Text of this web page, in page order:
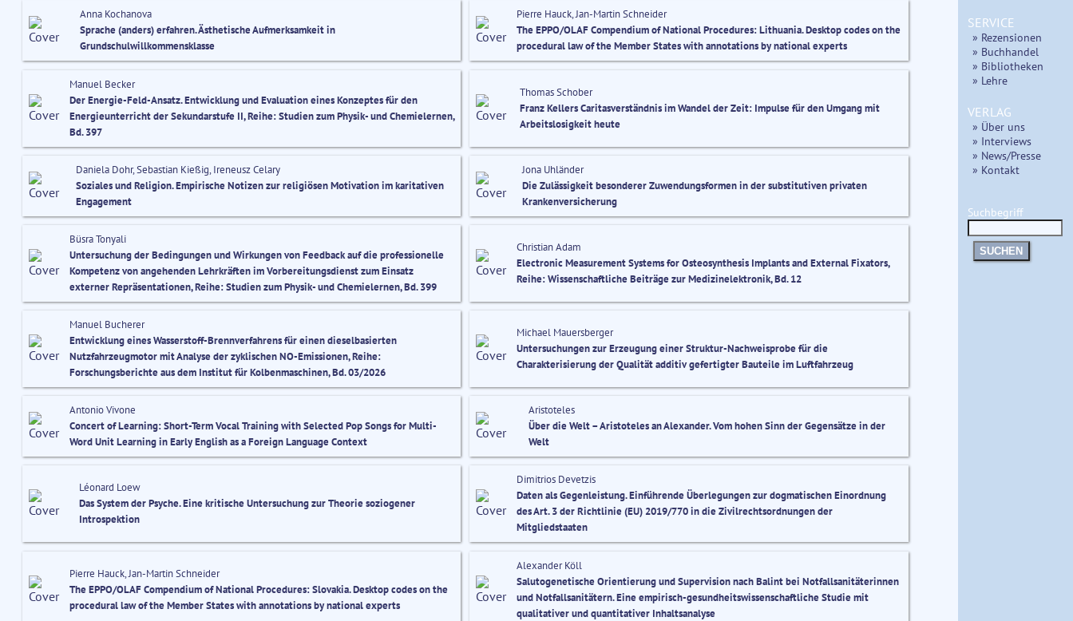
Anna Kochanova
Sprache (anders) erfahren. Ästhetische Aufmerksamkeit in
Grundschulwillkommensklasse
Pierre Hauck, Jan-Martin Schneider
The EPPO/OLAF Compendium of National Procedures: Lithuania. Desktop codes on the
procedural law of the Member States with annotations by national experts
Manuel Becker
Der Energie-Feld-Ansatz. Entwicklung und Evaluation eines Konzeptes für den
Energieunterricht der Sekundarstufe II, Reihe: Studien zum Physik- und Chemielernen,
Bd. 397
Thomas Schober
Franz Kellers Caritasverständnis im Wandel der Zeit: Impulse für den Umgang mit
Arbeitslosigkeit heute
Daniela Dohr, Sebastian Kießig, Ireneusz Celary
Soziales und Religion. Empirische Notizen zur religiösen Motivation im karitativen
Engagement
Jona Uhländer
Die Zulässigkeit besonderer Zuwendungsformen in der substitutiven privaten
Krankenversicherung
Büsra Tonyali
Untersuchung der Bedingungen und Wirkungen von Feedback auf die professionelle
Kompetenz von angehenden Lehrkräften im Vorbereitungsdienst zum Einsatz
externer Repräsentationen, Reihe: Studien zum Physik- und Chemielernen, Bd. 399
Christian Adam
Electronic Measurement Systems for Osteosynthesis Implants and External Fixators,
Reihe: Wissenschaftliche Beiträge zur Medizinelektronik, Bd. 12
Manuel Bucherer
Entwicklung eines Wasserstoff-Brennverfahrens für einen dieselbasierten
Nutzfahrzeugmotor mit Analyse der zyklischen NO-Emissionen, Reihe:
Forschungsberichte aus dem Institut für Kolbenmaschinen, Bd. 03/2026
Michael Mauersberger
Untersuchungen zur Erzeugung einer Struktur-Nachweisprobe für die
Charakterisierung der Qualität additiv gefertigter Bauteile im Luftfahrzeug
Antonio Vivone
Concert of Learning: Short-Term Vocal Training with Selected Pop Songs for Multi-
Word Unit Learning in Early English as a Foreign Language Context
Aristoteles
Über die Welt – Aristoteles an Alexander. Vom hohen Sinn der Gegensätze in der
Welt
Léonard Loew
Das System der Psyche. Eine kritische Untersuchung zur Theorie soziogener
Introspektion
Dimitrios Devetzis
Daten als Gegenleistung. Einführende Überlegungen zur dogmatischen Einordnung
des Art. 3 der Richtlinie (EU) 2019/770 in die Zivilrechtsordnungen der
Mitgliedstaaten
Pierre Hauck, Jan-Martin Schneider
The EPPO/OLAF Compendium of National Procedures: Slovakia. Desktop codes on the
procedural law of the Member States with annotations by national experts
Alexander Köll
Salutogenetische Orientierung und Supervision nach Balint bei Notfallsanitäterinnen
und Notfallsanitätern. Eine empirisch-gesundheitswissenschaftliche Studie mit
qualitativer und quantitativer Inhaltsanalyse
SERVICE
» Rezensionen
» Buchhandel
» Bibliotheken
» Lehre
VERLAG
» Über uns
» Interviews
» News/Presse
» Kontakt
Suchbegriff
SUCHEN